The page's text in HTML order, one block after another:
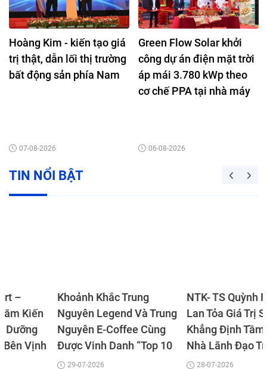
Hoàng Kim - kiến tạo giá
trị thật, dẫn lối thị trường
bất động sản phía Nam
07-08-2026
Green Flow Solar khởi
công dự án điện mặt trời
áp mái 3.780 kWp theo
cơ chế PPA tại nhà máy
06-08-2026
TIN NỔI BẬT
Khoảnh Khắc Trung
Nguyên Legend Và Trung
Nguyên E-Coffee Cùng
Được Vinh Danh “Top 10
Thương Hiệu Tín Nhiệm
NTK- TS Quỳnh Paris –
Lan Tỏa Giá Trị Sáng Tạo,
Khẳng Định Tầm Vóc
Nhà Lãnh Đạo Truyền
Cảm Hứng Châu Á 2026